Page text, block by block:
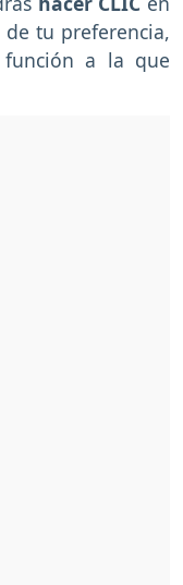
tu preferencia,
a la que